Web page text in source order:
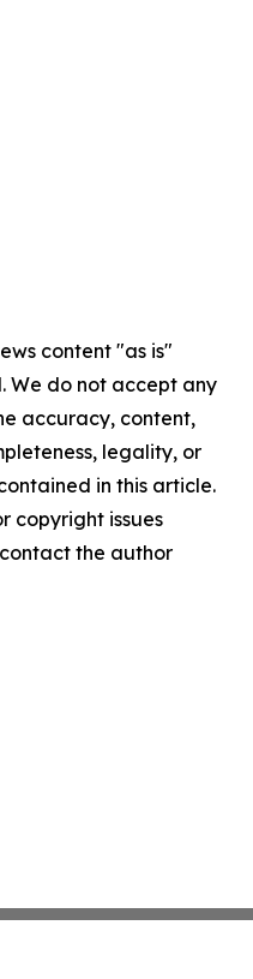
content "as is"
We do not accept any
accuracy, content,
legality, or
in this article.
copyright issues
the author